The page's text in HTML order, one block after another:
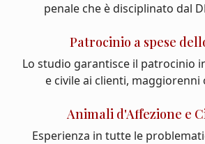
penale che è disciplinato dal
Patrocinio a spese
Lo studio garantisce il patrocinio
e civile ai clienti,
Animali d'Affezione e
Esperienza in tutte le